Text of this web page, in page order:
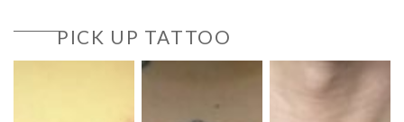
PICK UP TATTOO